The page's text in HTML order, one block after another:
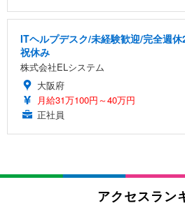
ITヘルプデスク/未経験歓迎/完全週
祝休み
株式会社ELシステム
大阪府
月給31万100円～40万円
正社員
アクセスラン